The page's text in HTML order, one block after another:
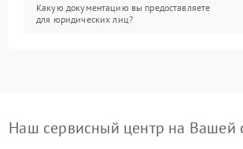
Какую документацию вы предоставляете
для юридических лиц?
Наш сервисный центр на Вашей